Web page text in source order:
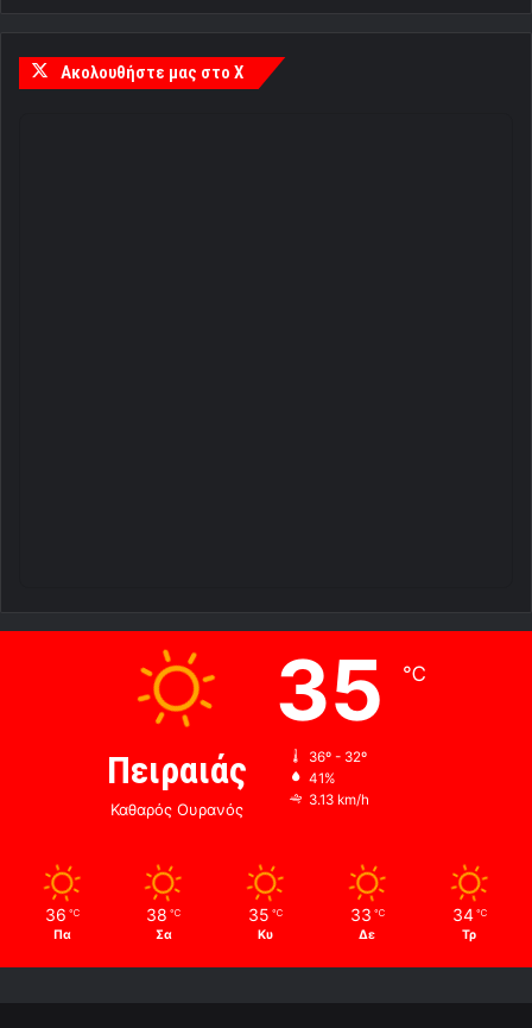
Ακολουθήστε μας στο X
Πειραιάς
Καθαρός Ουρανός
35 ℃
36º - 32º
41%
3.13 km/h
36 ℃
Πα
38 ℃
Σα
35 ℃
Κυ
33 ℃
Δε
34 ℃
Τρ